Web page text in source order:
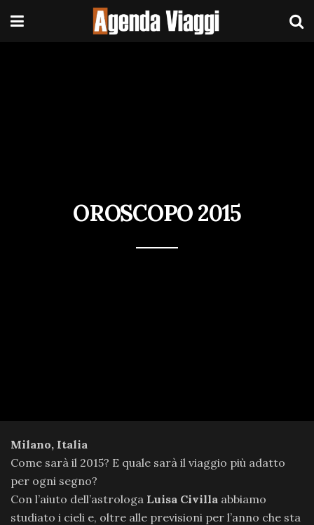
OROSCOPO 2015
Milano, Italia
Come sarà il 2015? E quale sarà il viaggio più adatto
per ogni segno?
Con l’aiuto dell’astrologa Luisa Civilla abbiamo
studiato i cieli e, oltre alle previsioni per l’anno che sta